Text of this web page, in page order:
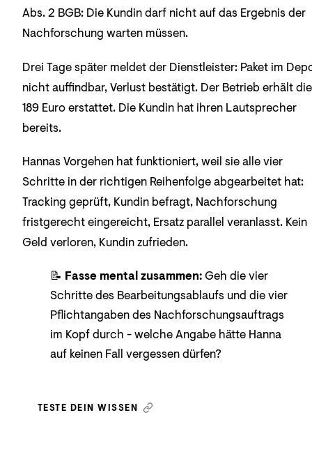
Abs. 2 BGB: Die Kundin darf nicht auf das Ergebnis der
Nachforschung warten müssen.
Drei Tage später meldet der Dienstleister: Paket im
nicht auffindbar, Verlust bestätigt. Der Betrieb erhält die
189 Euro erstattet. Die Kundin hat ihren Lautsprecher
bereits.
Hannas Vorgehen hat funktioniert, weil sie alle vier
Schritte in der richtigen Reihenfolge abgearbeitet hat:
Tracking geprüft, Kundin befragt, Nachforschung
fristgerecht eingereicht, Ersatz parallel veranlasst. Kein
Geld verloren, Kundin zufrieden.
📝 Fasse mental zusammen:Geh die vier
Schritte des Bearbeitungsablaufs und die vier
Pflichtangaben des Nachforschungsauftrags
im Kopf durch - welche Angabe hätte Hanna
auf keinen Fall vergessen dürfen?
TESTE DEIN WISSEN